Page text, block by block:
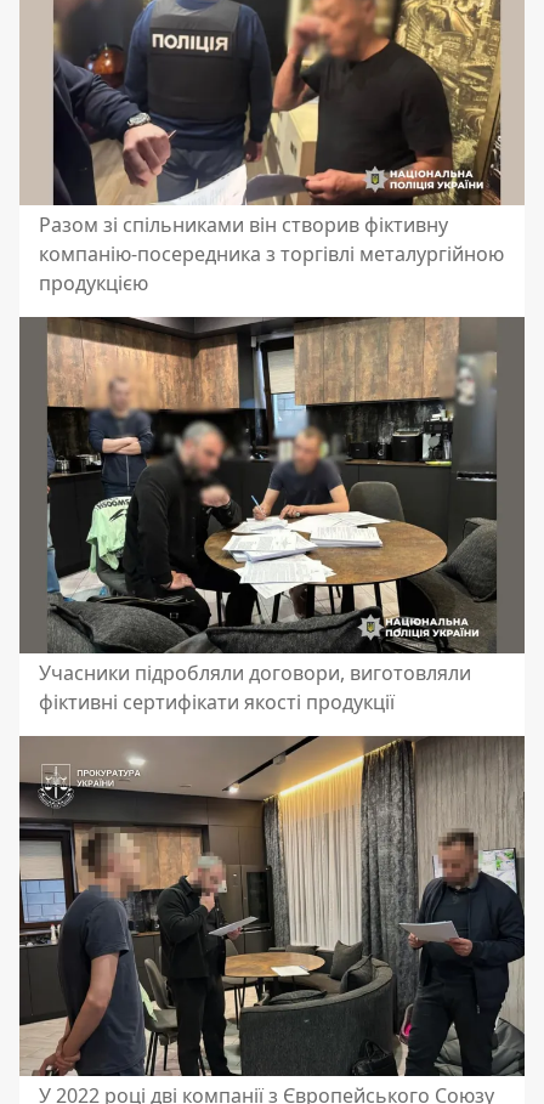
Разом зі спільниками він створив фіктивну
компанію-посередника з торгівлі металургійною
продукцією
Учасники підробляли договори, виготовляли
фіктивні сертифікати якості продукції
У 2022 році дві компанії з Європейського Союзу